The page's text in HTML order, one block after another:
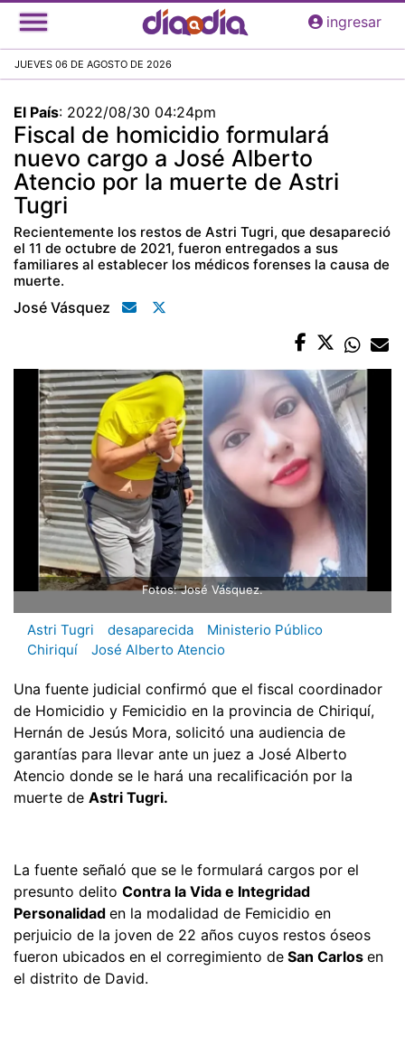
Pasar
al
principal
ingresar
JUEVES 06 DE AGOSTO DE 2026
El País: 2022/08/30 04:24pm
Fiscal de homicidio formulará
nuevo cargo a José Alberto
Atencio por la muerte de Astri
Tugri
Recientemente los restos de Astri Tugri, que desapareció
el 11 de octubre de 2021, fueron entregados a sus
familiares al establecer los médicos forenses la causa de
muerte.
José Vásquez
Fotos: José Vásquez.
Astri Tugri desaparecida
Ministerio Público
Chiriquí
José Alberto Atencio
Una fuente judicial confirmó que el fiscal coordinador
de Homicidio y Femicidio en la provincia de Chiriquí,
Hernán de Jesús Mora, solicitó una audiencia de
garantías para llevar ante un juez a José Alberto
Atencio donde se le hará una recalificación por la
muerte de Astri Tugri.
La fuente señaló que se le formulará cargos por el
presunto delito Contra la Vida e Integridad
Personalidad en la modalidad de Femicidio en
perjuicio de la joven de 22 años cuyos restos óseos
fueron ubicados en el corregimiento de San Carlos en
el distrito de David.